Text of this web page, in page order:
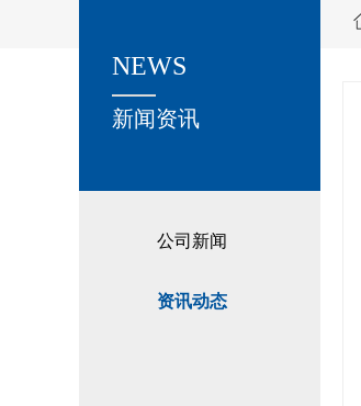
公司新闻
资讯动态
关于我们
新闻资讯
NEWS